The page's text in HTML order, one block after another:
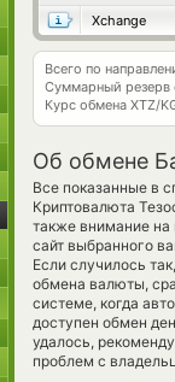
Xchange
Всего по
Суммарный резерв
Курс обмена XTZ/
Об обмене
Все показанные в
Криптовалюта
также внимание на
сайт выбранного
Если случилось
обмена валюты,
системе, когда
доступен обмен
удалось,
проблем с